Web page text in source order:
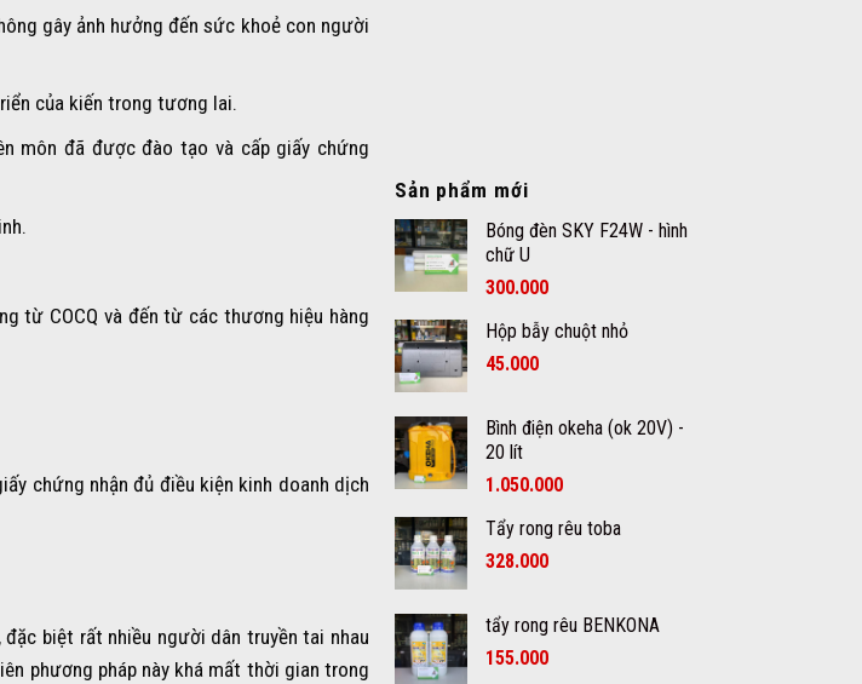
gây ảnh hưởng đến sức khoẻ con người
của kiến trong tương lai.
môn đã được đào tạo và cấp giấy chứng
từ COCQ và đến từ các thương hiệu hàng
chứng nhận đủ điều kiện kinh doanh dịch
biệt rất nhiều người dân truyền tai nhau
phương pháp này khá mất thời gian trong
Sản phẩm mới
Bóng đèn SKY F24W - hình
chữ U
300.000
Hộp bẫy chuột nhỏ
45.000
Bình điện okeha (ok 20V) -
20 lít
1.050.000
Tẩy rong rêu toba
328.000
tẩy rong rêu BENKONA
155.000